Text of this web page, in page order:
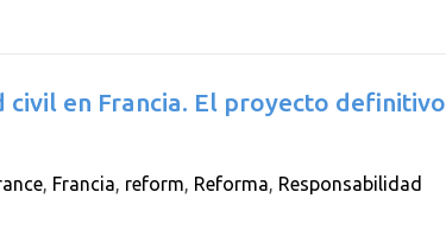
en Francia. El proyecto definitivo
, Francia, reform, Reforma, Responsabilidad